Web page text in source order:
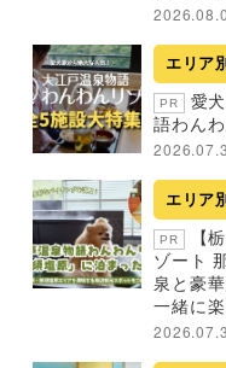
エリア
PR
愛
語わん
エリア
PR
【
ゾート
泉と豪
一緒に